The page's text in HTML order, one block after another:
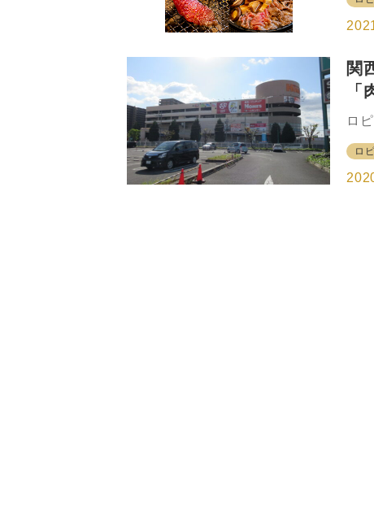
感
が
て
に
つ
画
コ
5人
届
関
の
ロ
市
鶴
ロ